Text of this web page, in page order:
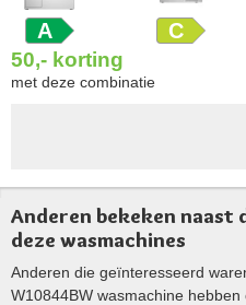
A C
50,- korting
met deze combinatie
Anderen bekeken naast
deze wasmachines
Anderen die geïnteresseerd
W10844BW wasmachine